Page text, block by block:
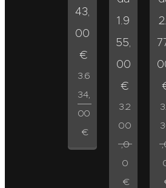
43,
00
€
3.6
34,
00
€
1.9
55,
00
€
3.2
00
,0
0
€